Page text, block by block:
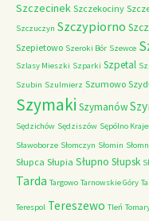
Szczecinek Szczekociny
Szczuczyn Szczypiorno
Szepietowo Szeroki Bór Szewce
Szlasy Mieszki Szparki Szpetal
Szubin Szulmierz Szumowo
Szymaki Szymanów
Sędzichów Sędziszów Sępólno
Sławoborze Słomczyn Słomin
Słupca Słupia Słupno Słupsk
Tarda Targowo Tarnowskie Góry
Terespol Tereszewo Tleń